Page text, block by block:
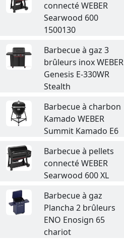
connecté WEBER
Searwood 600
1500130
Barbecue à gaz 3
brûleurs inox WEBER
Genesis E-330WR
Stealth
Barbecue à charbon
Kamado WEBER
Summit Kamado E6
Barbecue à pellets
connecté WEBER
Searwood 600 XL
Barbecue à gaz
Plancha 2 brûleurs
ENO Enosign 65
chariot